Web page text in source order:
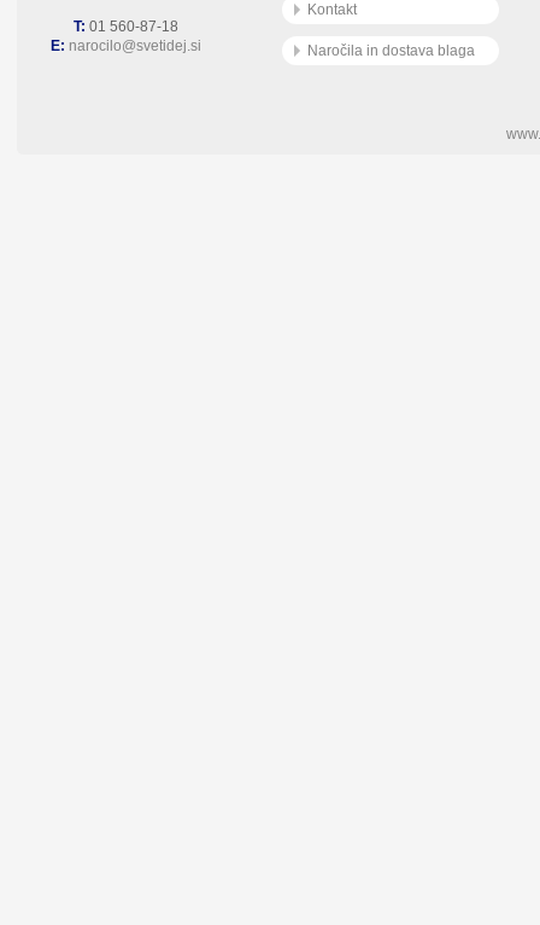
T: 01 560-87-18
E: narocilo@svetidej.si
Kontakt
Naročila in dostava blaga